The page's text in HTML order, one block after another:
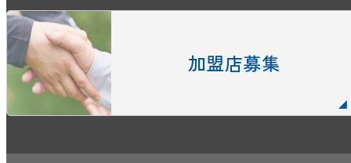
加盟店募集